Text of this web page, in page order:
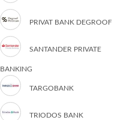
PRIVAT BANK DEGROOF
SANTANDER PRIVATE
BANKING
TARGOBANK
TRIODOS BANK